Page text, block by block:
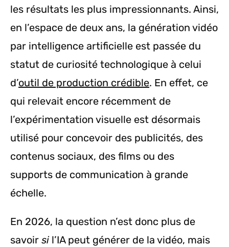
les résultats les plus impressionnants. Ainsi,
en l’espace de deux ans, la génération vidéo
par intelligence artificielle est passée du
statut de curiosité technologique à celui
d’outil de production crédible. En effet, ce
qui relevait encore récemment de
l’expérimentation visuelle est désormais
utilisé pour concevoir des publicités, des
contenus sociaux, des films ou des
supports de communication à grande
échelle.
En 2026, la question n’est donc plus de
savoir sil’IA peut générer de la vidéo, mais